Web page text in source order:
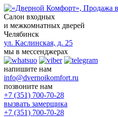
Салон входных
и межкомнатных дверей
Челябинск
ул. Каслинская, д. 25
мы в мессенджерах
напишите нам
info@dvernoikomfort.ru
позвоните нам
+7 (351) 700-70-28
вызвать замерщика
+7 (351) 700-70-28